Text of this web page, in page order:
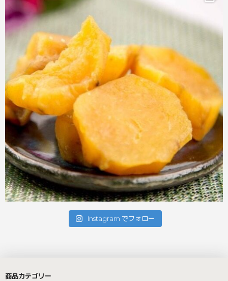
Instagram でフォロー
商品カテゴリー